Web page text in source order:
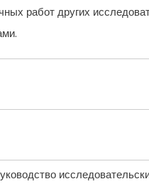
работ других